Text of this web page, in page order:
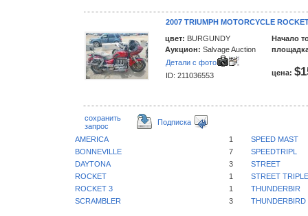
2007 TRIUMPH MOTORCYCLE
цвет: BURGUNDY
Аукцион: Salvage Auction
Детали с фото
ID: 211036553
Начало
цена:
сохранить
запрос
Подписка
AMERICA 1
SPEED MAST
BONNEVILLE
7
SPEEDTRIPL
DAYTONA
3
STREET
ROCKET
1
STREET TRIPLE
ROCKET 3
1
THUNDERBIR
SCRAMBLER
3 THUNDERBIRD